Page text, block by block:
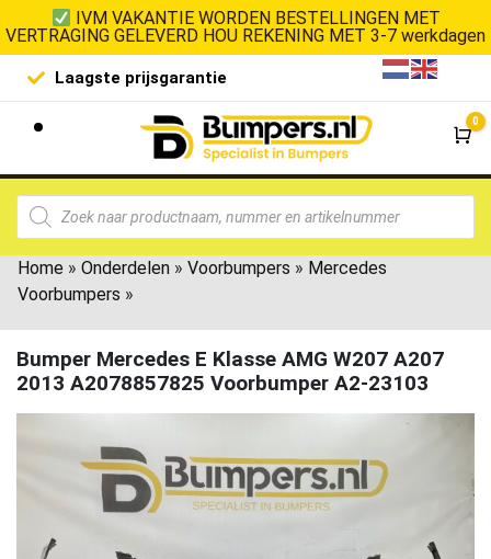
IVM VAKANTIE WORDEN BESTELLINGEN MET
VERTRAGING GELEVERD HOU REKENING MET 3-7 werkdagen
Laagste prijsgarantie De
0
Home » Onderdelen » Voorbumpers » Mercedes
Voorbumpers »
Bumper Mercedes E Klasse AMG W207 A207
2013 A2078857825 Voorbumper A2-23103